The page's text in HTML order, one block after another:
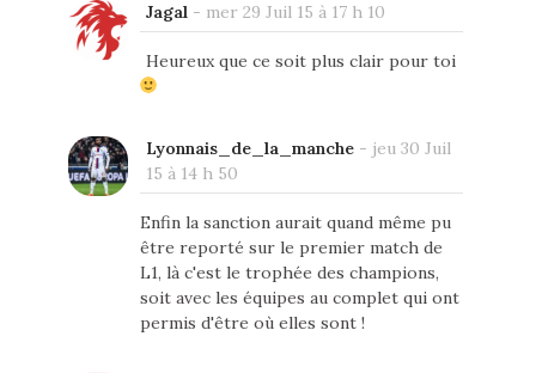
Jagal- mer 29 Juil 15 à 17 h 10
Heureux que ce soit plus clair pour toi
Lyonnais_de_la_manche- jeu 30 Juil
15 à 14 h 50
Enfin la sanction aurait quand même pu
être reporté sur le premier match de
L1, là c'est le trophée des champions,
soit avec les équipes au complet qui ont
permis d'être où elles sont !